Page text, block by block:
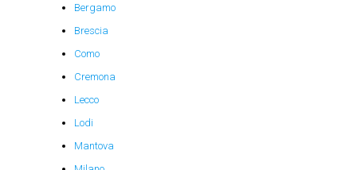
Bergamo
Brescia
Como
Cremona
Lecco
Lodi
Mantova